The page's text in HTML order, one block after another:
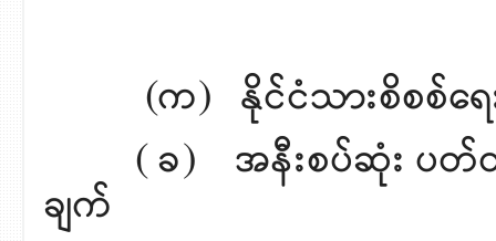
(က) နိုင်ငံသားစိစစ်ရေ
( ခ) အနီးစပ်ဆုံး ပတ်ဝန်
ချက်